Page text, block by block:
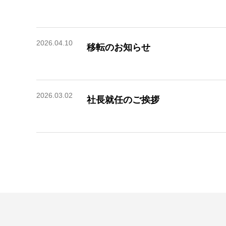
2026.04.10 移転のお知らせ
2026.03.02 社長就任のご挨拶